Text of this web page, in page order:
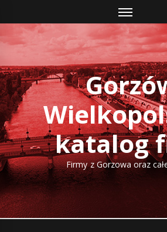
to
content
katalog
Firmy z Gorzowa oraz